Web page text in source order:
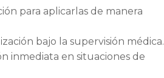
para aplicarlas de manera
bajo la supervisión médica.
inmediata en situaciones de